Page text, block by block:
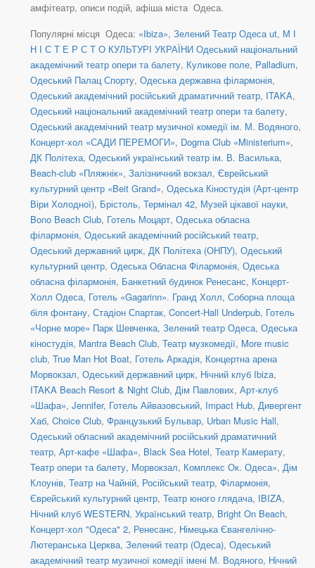
амфітеатр, описи подій, афіша міста Одеса.
Популярні місця Одеса: «Ibiza», Зелений Театр Одеса ut, М І
Н І С Т Е Р С Т О КУЛЬТУРІ УКРАЇНИ Одеський національний
академічний театр опери та балету, Куликове поле, Palladium,
Одеський Палац Спорту, Одеська державна філармонія,
Одеський академічний російський драматичний театр, ITAKA,
Одеський національний академічний театр опери та балету,
Одеський академічний театр музичної комедії ім. М. Водяного,
Концерт-хол «САДИ ПЕРЕМОГИ», Dogma Club «Ministerium»,
ДК Політеха, Одеський український театр ім. В. Василька,
Beach-club «Пляжнік», Залізничний вокзал, Єврейський
культурний центр «Beit Grand», Одеська Кіностудія (Арт-центр
Віри Холодної), Брістоль, Термінал 42, Музей цікавої науки,
Bono Beach Club, Готель Моцарт, Одеська обласна
філармонія, Одеський академічний російський театр,
Одеський державний цирк, ДК Політеха (ОНПУ), Одеський
культурний центр, Одеська Обласна Філармонія, Одеська
обласна філармонія, Банкетний будинок Ренесанс, Концерт-
Холл Одеса, Готель «Gagarinn». Гранд Холл, Соборна площа
біля фонтану, Стадіон Спартак, Concert-Hall Underpub, Готель
«Чорне море» Парк Шевченка, Зелений театр Одеса, Одеська
кіностудія, Mantra Beach Club, Театр музкомедії, More music
club, True Man Hot Boat, Готель Аркадія, Концертна арена
Морвокзал, Одеський державний цирк, Нічний клуб Ibiza,
ITAKA Beach Resort & Night Club, Дім Павлових, Арт-клуб
«Шафа», Jennifer, Готель Айвазовський, Impact Hub, Дивергент
Хаб, Choice Club, Французький Бульвар, Urban Music Hall,
Одеський обласний академічний російський драматичний
театр, Арт-кафе «Шафа», Black Sea Hotel, Театр Камерату,
Театр опери та балету, Морвокзал, Комплекс Ок. Одеса», Дім
Клоунів, Театр на Чайній, Російський театр, Філармонія,
Єврейський культурний центр, Театр юного глядача, IBIZA,
Нічний клуб WESTERN, Український театр, Bright On Beach,
Концерт-хол "Одеса" 2, Ренесанс, Німецька Євангелічно-
Лютеранська Церква, Зелений театр (Одеса), Одеський
академічний театр музичної комедії імені М. Водяного, Нічний